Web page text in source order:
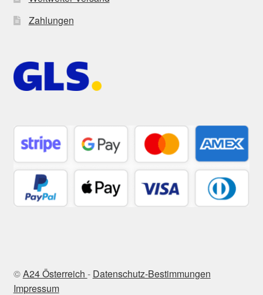
Zahlungen
©A24 Österreich - Datenschutz-Bestimmungen
Impressum